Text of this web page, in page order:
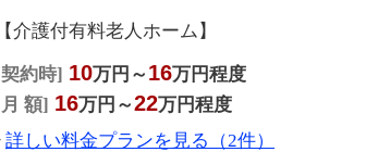
【介護付有料老人ホーム】
契約時 10万円～ 16万円程度
月 額
16万円～22万円程度
詳しい料金プランを見る（2件）